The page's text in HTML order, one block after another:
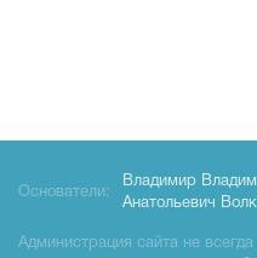
Основатели:
Владимир
Анатольевич
Администрация сайта не